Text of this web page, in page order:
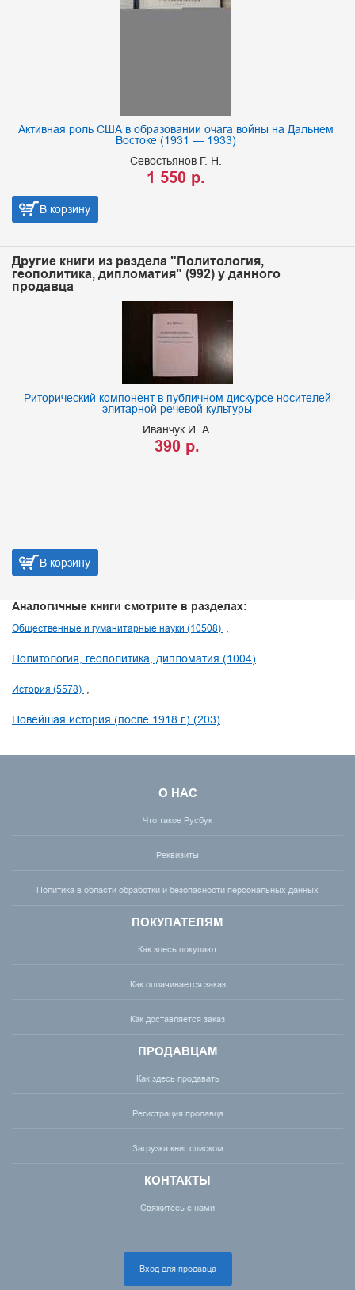
Активная роль США в образовании очага войны на Дальнем
Востоке (1931 — 1933)
Севостьянов Г. Н.
1 550 р.
В корзину
Другие книги из раздела "Политология,
геополитика, дипломатия" (992) у данного
продавца
Риторический компонент в публичном дискурсе носителей
элитарной речевой культуры
Иванчук И. А.
390 р.
В корзину
Аналогичные книги смотрите в разделах:
Общественные и гуманитарные науки (10508)
Политология, геополитика, дипломатия (1004)
История (5578)
Новейшая история (после 1918 г.) (203)
О НАС
Что такое Русбук
Реквизиты
Политика в области обработки и безопасности персональных данных
ПОКУПАТЕЛЯМ
Как здесь покупают
Как оплачивается заказ
Как доставляется заказ
ПРОДАВЦАМ
Как здесь продавать
Регистрация продавца
Загрузка книг списком
КОНТАКТЫ
Свяжитесь с нами
Вход для продавца